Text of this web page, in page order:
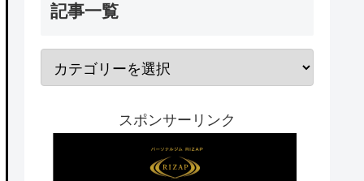
記事一覧
スポンサーリンク